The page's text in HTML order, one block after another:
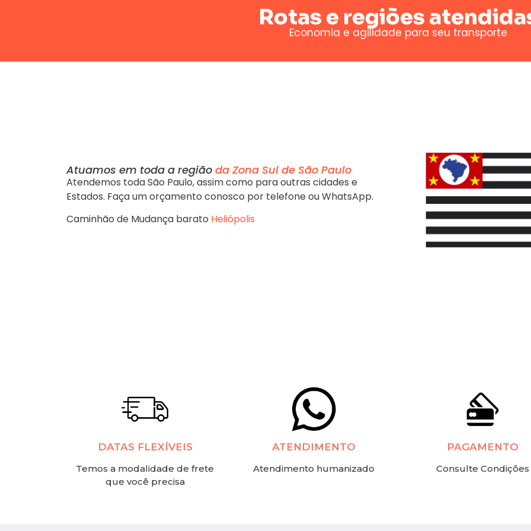
Rotas e regiões
Economia e agilidade para seu transporte
Atuamos em toda a região da Zona Sul de São Paulo
Atendemos toda São Paulo, assim como para outras cidades e
Estados. Faça um orçamento conosco por telefone ou WhatsApp.
Caminhão de Mudança barato Heliópolis
DATAS FLEXÍVEIS
Temos a modalidade de frete
que você precisa
ATENDIMENTO
Atendimento humanizado
PAGAMENTO
Consulte Condições